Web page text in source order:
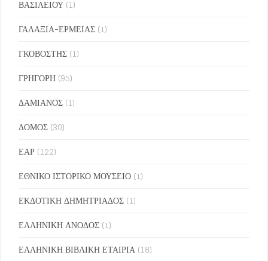
ΒΑΣΙΛΕΙΟΥ (1)
ΓΑΛΑΞΙΑ-ΕΡΜΕΙΑΣ (1)
ΓΚΟΒΟΣΤΗΣ (1)
ΓΡΗΓΟΡΗ (95)
ΔΑΜΙΑΝΟΣ (1)
ΔΟΜΟΣ (30)
ΕΑΡ (122)
ΕΘΝΙΚΟ ΙΣΤΟΡΙΚΟ ΜΟΥΣΕΙΟ (1)
ΕΚΔΟΤΙΚΗ ΔΗΜΗΤΡΙΑΔΟΣ (1)
ΕΛΛΗΝΙΚΗ ΑΝΟΔΟΣ (1)
ΕΛΛΗΝΙΚΗ ΒΙΒΛΙΚΗ ΕΤΑΙΡΙΑ (18)